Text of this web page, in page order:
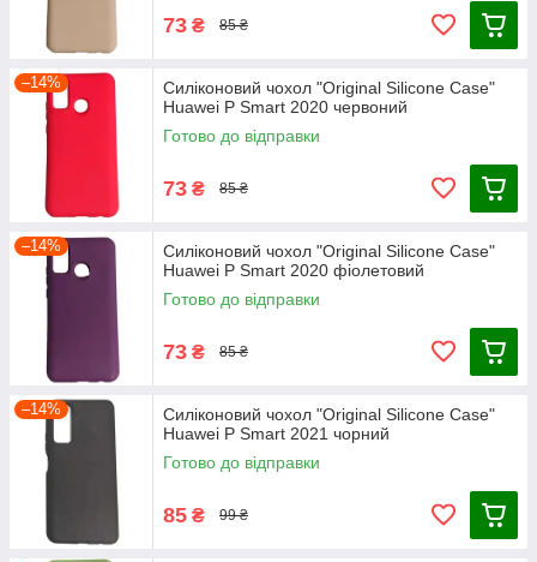
73 ₴ 85 ₴
–14%
Силіконовий чохол "Original Silicone Case"
Huawei P Smart 2020 червоний
Готово до відправки
73 ₴ 85 ₴
–14%
Силіконовий чохол "Original Silicone Case"
Huawei P Smart 2020 фіолетовий
Готово до відправки
73 ₴ 85 ₴
–14%
Силіконовий чохол "Original Silicone Case"
Huawei P Smart 2021 чорний
Готово до відправки
85 ₴ 99 ₴